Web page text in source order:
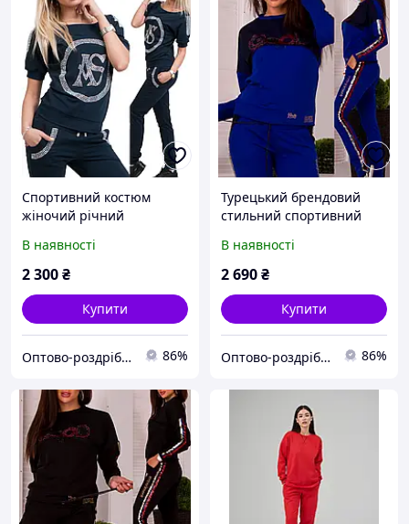
Спортивний костюм
жіночий річний
стразами № 8836 синій
В наявності
2 300₴
Купити
Оптово-роздрібний інтернет-магазин жіночого одягу "Ameliya Serg " 86%
Турецький брендовий
стильний спортивний
електрик
В наявності
2 690₴
Купити
Оптово-роздрібний інтернет-магазин жіночого одягу "Ameliya Serg " 86%